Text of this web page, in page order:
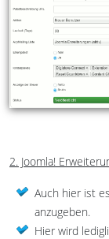
2. Joomla!
Auch hier ist
anzugeben.
Hier wird